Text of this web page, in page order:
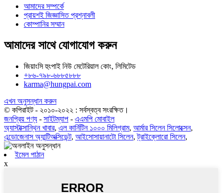
আমাদের সম্পর্কে
প্রায়শই জিজ্ঞাসিত প্রশ্নাবলী
কোম্পানির সম্মান
আমাদের সাথে যোগাযোগ করুন
জিয়াংসি হুংপাই নিউ মেটেরিয়াল কোং, লিমিটেড
+৮৬-৭৯৮-৬৮৮৫৮৮৮
karma@hungpai.com
এখন অনুসন্ধান করুন
© কপিরাইট - ২০১০-২০২২ : সর্বস্বত্ব সংরক্ষিত।
জনপ্রিয় পণ্য - সাইটম্যাপ - এএমপি মোবাইল
অ্যাস্টাক্সান্থিন খাবার, এল কার্নিটিন ১০০০ মিলিগ্রাম, আর্মার সিলেন সিলোক্সেন,
এন্ডোজেনাস অ্যান্টিঅক্সিডেন্ট, আইসোসায়ানাটো সিলেন,ট্রাইক্লোরো সিলেন,
ইমেল পাঠান
x